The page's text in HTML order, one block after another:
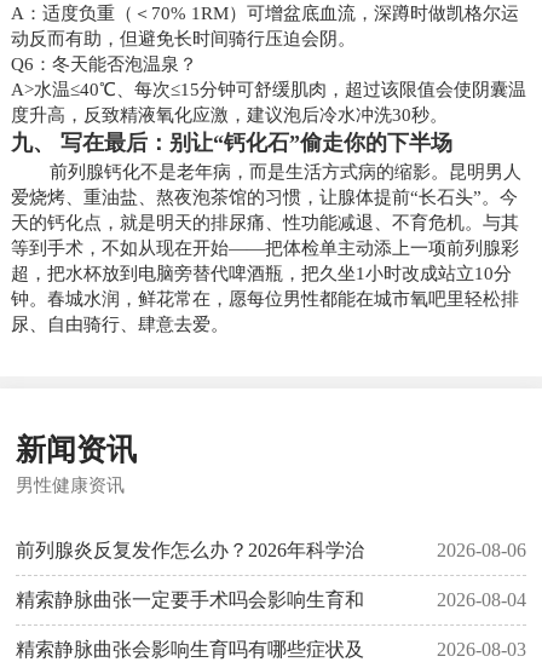
A：适度负重（＜70% 1RM）可增盆底血流，深蹲时做凯格尔运
动反而有助，但避免长时间骑行压迫会阴。
Q6：冬天能否泡温泉？
A>水温≤40℃、每次≤15分钟可舒缓肌肉，超过该限值会使阴囊温
度升高，反致精液氧化应激，建议泡后冷水冲洗30秒。
九、 写在最后：别让“钙化石”偷走你的下半场
前列腺钙化不是老年病，而是生活方式病的缩影。昆明男人
爱烧烤、重油盐、熬夜泡茶馆的习惯，让腺体提前“长石头”。今
天的钙化点，就是明天的排尿痛、性功能减退、不育危机。与其
等到手术，不如从现在开始——把体检单主动添上一项前列腺彩
超，把水杯放到电脑旁替代啤酒瓶，把久坐1小时改成站立10分
钟。春城水润，鲜花常在，愿每位男性都能在城市氧吧里轻松排
尿、自由骑行、肆意去爱。
新闻资讯
男性健康资讯
前列腺炎反复发作怎么办？2026年科学治 2026-08-06
精索静脉曲张一定要手术吗会影响生育和 2026-08-04
精索静脉曲张会影响生育吗有哪些症状及 2026-08-03